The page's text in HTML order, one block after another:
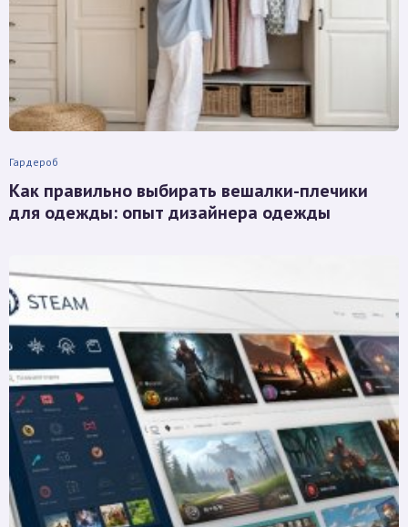
Гардероб
Как правильно выбирать вешалки-плечики
для одежды: опыт дизайнера одежды